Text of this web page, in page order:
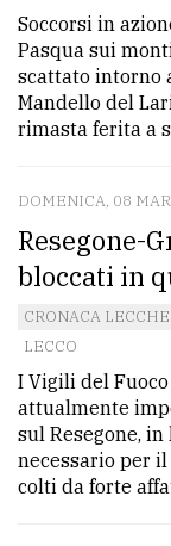
Soccorsi in
Pasqua sui
scattato intorno
Mandello del
rimasta ferita a
DOMENICA, 08
Resegone-
bloccati in
CRONACA
LECCO
​I Vigili del
attualmente
sul Resegone,
necessario per
colti da forte